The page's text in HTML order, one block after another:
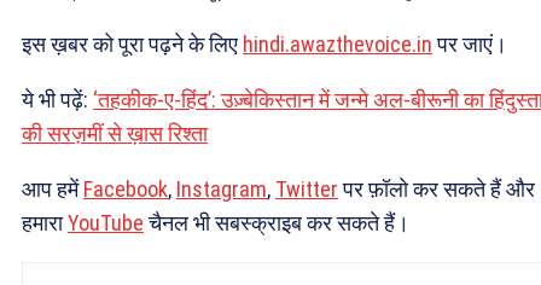
इस ख़बर को पूरा पढ़ने के लिए hindi.awazthevoice.inपर जाएं।
ये भी पढ़ें: ‘तहकीक-ए-हिंद’: उज़्बेकिस्तान में जन्मे अल-बीरूनी का
की सरज़मीं से ख़ास रिश्ता
आप हमेंFacebook, Instagram, Twitterपर फ़ॉलो कर सकते हैं और
हमाराYouTubeचैनल भी सबस्क्राइब कर सकते हैं।